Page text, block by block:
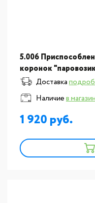
5.006
коронок
Доставка
Наличиев
1 920